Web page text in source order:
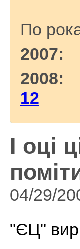
По
2007:
2008:
12
І оці
04/29/
"ЄЦ"